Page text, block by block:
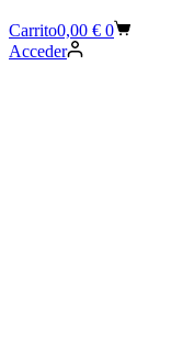
Carrito0,00 € 0
Acceder